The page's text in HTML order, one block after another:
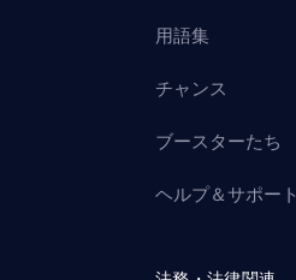
用語集
チャンス
ブースターたち
ヘルプ＆サポート